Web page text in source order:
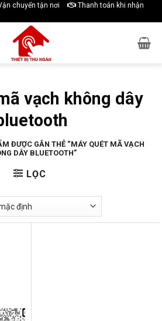
chuyển tận nơi
Thanh toán khi nhận
vạch không dây
ĐƯỢC GẮN THẺ “MÁY QUÉT MÃ VẠCH
DÂY BLUETOOTH”
LỌC